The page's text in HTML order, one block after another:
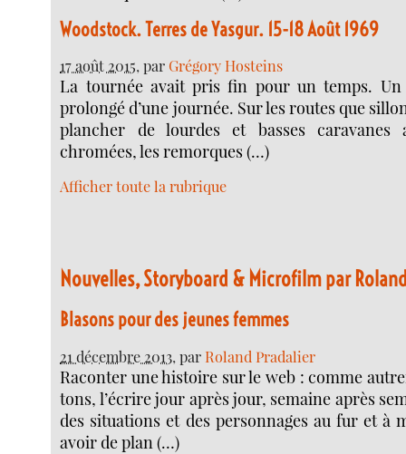
Woodstock. Terres de Yasgur. 15-18 Août 1969
17 août 2015, par Grégory Hosteins
La tournée avait pris fin pour un temps.
prolongé d’une journée. Sur les routes que
plancher de lourdes et basses caravanes
chromées, les remorques (…)
Afficher toute la rubrique
Nouvelles, Storyboard & Microfilm par
Blasons pour des jeunes femmes
21 décembre 2013, par Roland Pradalier
Raconter une his­toire sur le web : comme
tons, l’écrire jour après jour, semaine après
des situa­tions et des per­son­nages au fur et à
avoir de plan (…)